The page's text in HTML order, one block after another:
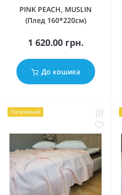
PINK PEACH, MUSLIN
(Плед 160*220см)
1 620.00 грн.
До кошика
Популярний